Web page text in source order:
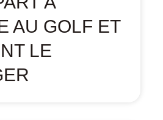
AU GOLF ET
LE